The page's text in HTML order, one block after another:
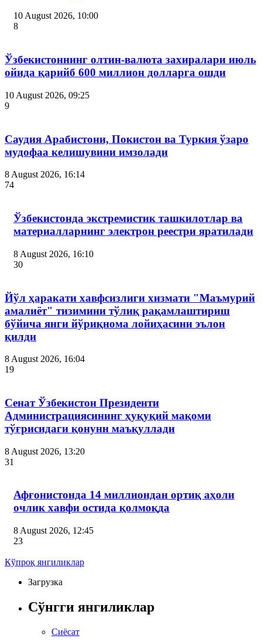
10 August 2026, 10:00
8
Ўзбекистоннинг олтин-валюта захиралари июль
ойида қарийб 600 миллион долларга ошди
10 August 2026, 09:25
9
Саудия Арабистони, Покистон ва Туркия ўзаро
мудофаа келишувини имзолади
8 August 2026, 16:14
74
Ўзбекистонда экстремистик ташкилотлар ва
материалларнинг электрон реестри яратилади
8 August 2026, 16:10
30
Йўл ҳаракати хавфсизлиги хизмати "Маъмурий
амалиёт" тизимини тўлиқ рақамлаштириш
бўйича янги йўриқнома лойиҳасини эълон
қилди
8 August 2026, 16:04
19
Сенат Ўзбекистон Президенти
Администрациясининг ҳуқуқий мақоми
тўғрисидаги қонунн маъқуллади
8 August 2026, 13:20
31
Афғонистонда 14 миллиондан ортиқ аҳоли
очлик хавфи остида қолмоқда
8 August 2026, 12:45
23
Кўпроқ янгиликлар
Загрузка
Сўнгги янгиликлар
Сиёсат